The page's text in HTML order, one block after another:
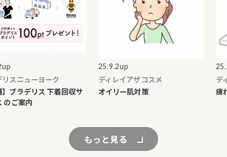
ニューヨーク
ラデリス 下着回収サ
案内
25.9.2up
ディレイアザコスメ
オイリー肌対策
ディ
疲れ
もっと見る